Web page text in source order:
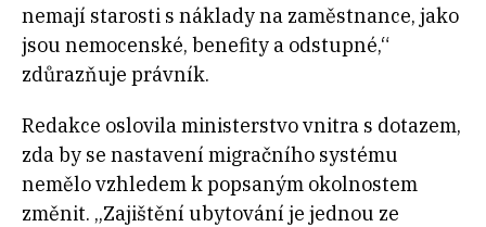
nemají starosti s náklady na zaměstnance, jako
jsou nemocenské, benefity a odstupné,“
zdůrazňuje právník.
Redakce oslovila ministerstvo vnitra s dotazem,
zda by se nastavení migračního systému
nemělo vzhledem k popsaným okolnostem
změnit. „Zajištění ubytování je jednou ze